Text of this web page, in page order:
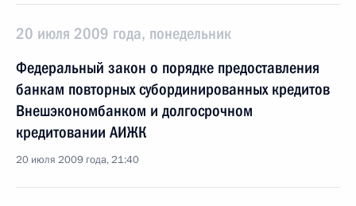
20 июля 2009 года, понедельник
Федеральный закон о порядке предоставления
банкам повторных субординированных кредитов
Внешэкономбанком и долгосрочном
кредитовании АИЖК
20 июля 2009 года, 21:40